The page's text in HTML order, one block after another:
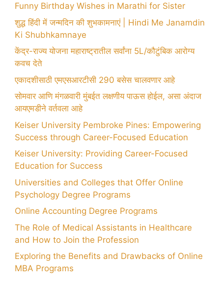
Funny Birthday Wishes in Marathi for Sister
शुद्ध हिंदी में जन्मदिन की शुभकामनाएं | Hindi Me Janamdin
Ki Shubhkamnaye
केंद्र-राज्य योजना महाराष्ट्रातील सर्वांना 5L/कौटुंबिक आरोग्य
कवच देते
एकादशीसाठी एमएसआरटीसी 290 बसेस चालवणार आहे
सोमवार आणि मंगळवारी मुंबईत लक्षणीय पाऊस होईल, असा अंदाज
आयएमडीने वर्तवला आहे
Keiser University Pembroke Pines: Empowering
Success through Career-Focused Education
Keiser University: Providing Career-Focused
Education for Success
Universities and Colleges that Offer Online
Psychology Degree Programs
Online Accounting Degree Programs
The Role of Medical Assistants in Healthcare
and How to Join the Profession
Exploring the Benefits and Drawbacks of Online
MBA Programs